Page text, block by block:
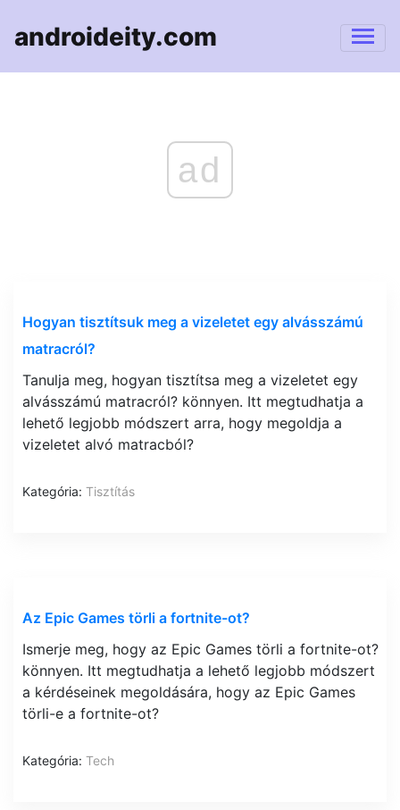
androideity.com
ad
Hogyan tisztítsuk meg a vizeletet egy alvásszámú
matracról?
Tanulja meg, hogyan tisztítsa meg a vizeletet egy
alvásszámú matracról? könnyen. Itt megtudhatja a
lehető legjobb módszert arra, hogy megoldja a
vizeletet alvó matracból?
Kategória: Tisztítás
Az Epic Games törli a fortnite-ot?
Ismerje meg, hogy az Epic Games törli a fortnite-ot?
könnyen. Itt megtudhatja a lehető legjobb módszert
a kérdéseinek megoldására, hogy az Epic Games
törli-e a fortnite-ot?
Kategória: Tech